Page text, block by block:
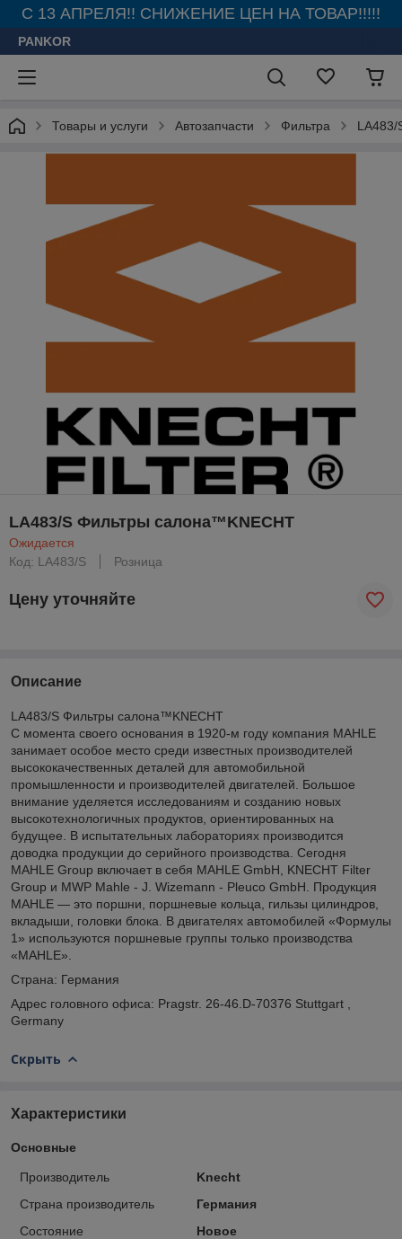
С 13 АПРЕЛЯ!! СНИЖЕНИЕ ЦЕН НА ТОВАР!!!!!
PANKOR
Товары и услуги Автозапчасти Фильтра
LA483/S Фильтры салона™KNECHT
Ожидается
Код: LA483/S
Розница
Цену уточняйте
Описание
LA483/S Фильтры салона™KNECHT
С момента своего основания в 1920-м году компания MAHLE
занимает особое место среди известных производителей
высококачественных деталей для автомобильной
промышленности и производителей двигателей. Большое
внимание уделяется исследованиям и созданию новых
высокотехнологичных продуктов, ориентированных на
будущее. В испытательных лабораториях производится
доводка продукции до серийного производства. Сегодня
MAHLE Group включает в себя MAHLE GmbH, KNECHT Filter
Group и MWP Mahle - J. Wizemann - Pleuco GmbH. Продукция
MAHLE — это поршни, поршневые кольца, гильзы цилиндров,
вкладыши, головки блока. В двигателях автомобилей «Формулы
1» используются поршневые группы только производства
«MAHLE».
Страна: Германия
Адрес головного офиса: Pragstr. 26-46.D-70376 Stuttgart ,
Germany
Скрыть
Характеристики
Основные
Производитель
Knecht
Страна производитель
Германия
Состояние
Новое